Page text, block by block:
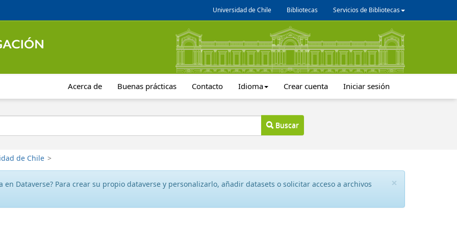
Universidad de Chile Bibliotecas Servicios de Bibliotecas
Acerca de Buenas prácticas Contacto Idioma Crear cuenta Iniciar sesión
Buscar
de Chile >
×
en Dataverse? Para crear su propio dataverse y personalizarlo, añadir datasets o solicitar acceso a archivos